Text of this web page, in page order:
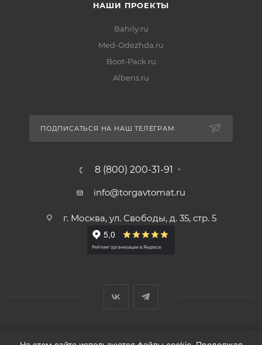
НАШИ ПРОЕКТЫ
Bahily.ru
Med-Odezhda.ru
Boot-Pack.ru
Albens.ru
ПОДПИСАТЬСЯ НА НАШ ТЕЛЕГРАМ
8 (800) 200-31-91
info@torgavtomat.ru
г. Москва, ул. Свободы, д. 35, стр. 5
© ООО «Вендорс», 1999-2026 г.